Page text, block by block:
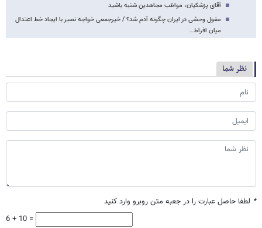
آقای پزشکیان، مواظب مجاهدین شنبه باشید
مغول وحشی در ایران چگونه آدم شد؟ / خیرجمعی خواجه نصیر با ایجاد خط اعتدال
میان افراط…
نظر شما
* لطفا حاصل عبارت را در جعبه متن روبرو وارد کنید
6 + 10 =